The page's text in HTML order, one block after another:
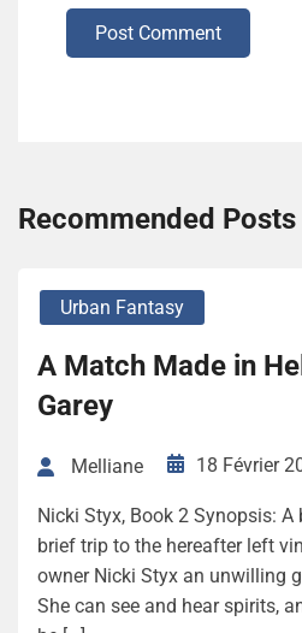
Post Comment
Recommended Posts
Urban Fantasy
A Match Made in
Garey
Melliane 18 Février
Nicki Styx, Book 2 Synopsis:
brief trip to the hereafter left
owner Nicki Styx an unwilling
She can see and hear spirits,